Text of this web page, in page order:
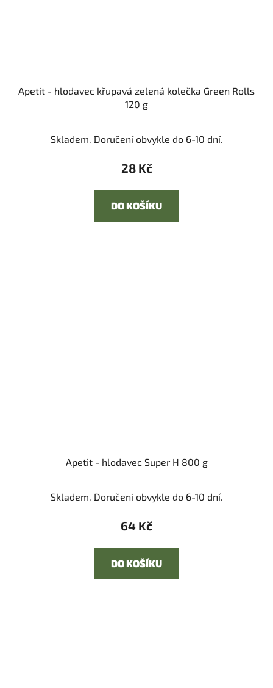
Apetit - hlodavec křupavá zelená kolečka Green Rolls
120 g
Skladem. Doručení obvykle do 6-10 dní.
28 Kč
DO KOŠÍKU
Apetit - hlodavec Super H 800 g
Skladem. Doručení obvykle do 6-10 dní.
64 Kč
DO KOŠÍKU